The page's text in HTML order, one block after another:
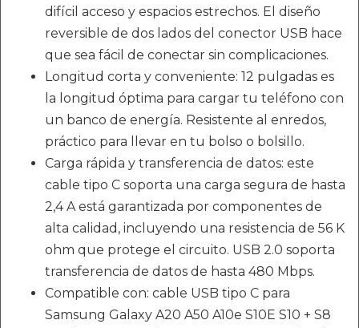
difícil acceso y espacios estrechos. El diseño
reversible de dos lados del conector USB hace
que sea fácil de conectar sin complicaciones.
Longitud corta y conveniente: 12 pulgadas es
la longitud óptima para cargar tu teléfono con
un banco de energía. Resistente al enredos,
práctico para llevar en tu bolso o bolsillo.
Carga rápida y transferencia de datos: este
cable tipo C soporta una carga segura de hasta
2,4 A está garantizada por componentes de
alta calidad, incluyendo una resistencia de 56 K
ohm que protege el circuito. USB 2.0 soporta
transferencia de datos de hasta 480 Mbps.
Compatible con: cable USB tipo C para
Samsung Galaxy A20 A50 A10e S10E S10 + S8